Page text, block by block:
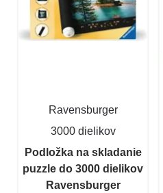
Ravensburger
3000 dielikov
Podložka na skladanie
puzzle do 3000 dielikov
Ravensburger